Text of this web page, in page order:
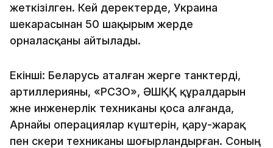
жеткізілген. Кей деректерде, Украина
шекарасынан 50 шақырым жерде
орналасқаны айтылады.
Екінші: Беларусь аталған жерге танктерді,
артиллерияны, «РСЗО», ӘШҚҚ құралдарын
және инженерлік техниканы қоса алғанда,
Арнайы операциялар күштерін, қару-жарақ
пен әскери техниканы шоғырландырған. Соның